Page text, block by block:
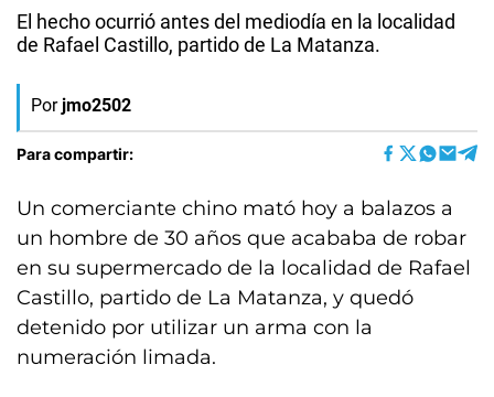
El hecho ocurrió antes del mediodía en la localidad
de Rafael Castillo, partido de La Matanza.
Por jmo2502
Para compartir:
Un comerciante chino mató hoy a balazos a
un hombre de 30 años que acababa de robar
en su supermercado de la localidad de Rafael
Castillo, partido de La Matanza, y quedó
detenido por utilizar un arma con la
numeración limada.